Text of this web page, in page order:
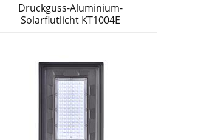
Druckguss-Aluminium-
Solarflutlicht KT1004E